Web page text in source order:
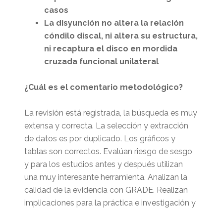
casos
La disyunción no altera la relación
cóndilo discal, ni altera su estructura,
ni recaptura el disco en mordida
cruzada funcional unilateral
¿Cuál es el comentario metodológico?
La revisión está registrada, la búsqueda es muy
extensa y correcta. La selección y extracción
de datos es por duplicado. Los gráficos y
tablas son correctos. Evalúan riesgo de sesgo
y para los estudios antes y después utilizan
una muy interesante herramienta. Analizan la
calidad de la evidencia con GRADE. Realizan
implicaciones para la práctica e investigación y